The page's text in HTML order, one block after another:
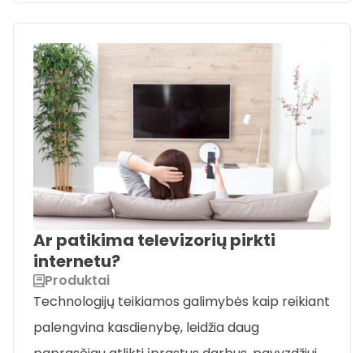
Ar patikima televizorių pirkti
internetu?
Produktai
Technologijų teikiamos galimybės kaip reikiant
palengvina kasdienybę, leidžia daug